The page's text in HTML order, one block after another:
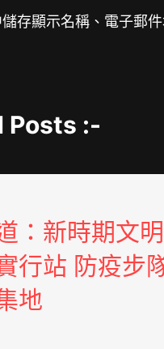
儲存顯示名稱、電子郵
Posts :-
：新時期文
行站 防疫步
地